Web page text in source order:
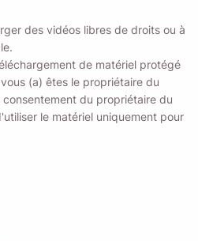
des vidéos libres de droits ou à
de matériel protégé
(a) êtes le propriétaire du
du propriétaire du
le matériel uniquement pour